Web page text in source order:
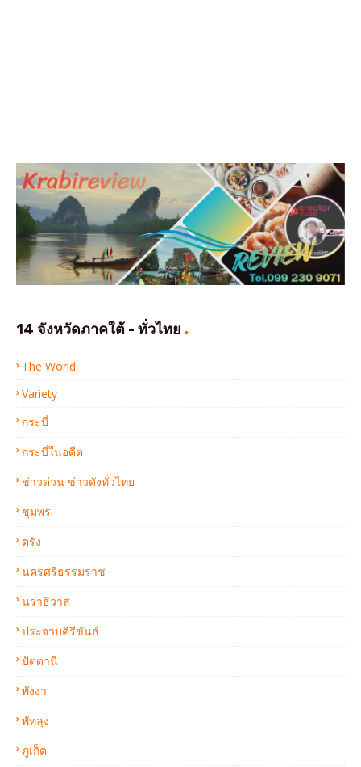
14 จังหวัดภาคใต้ - ทั่วไทย
The World
Variety
กระบี่
กระบี่ในอดีต
ข่าวด่วน ข่าวดังทั่วไทย
ชุมพร
ตรัง
นครศรีธรรมราช
นราธิวาส
ประจวบคีรีขันธ์
ปัตตานี
พังงา
พัทลุง
ภูเก็ต